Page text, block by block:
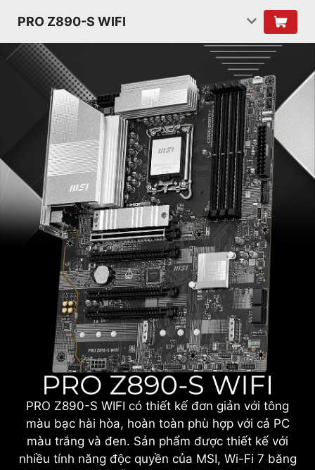
PRO Z890-S WIFI
PRO Z890-S WIFI có thiết kế đơn giản với tông
màu bạc hài hòa, hoàn toàn phù hợp với cả PC
màu trắng và đen. Sản phẩm được thiết kế với
nhiều tính năng độc quyền của MSI, Wi-Fi 7 băng